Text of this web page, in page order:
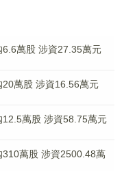
萬股 涉資27.35萬元
萬股 涉資16.56萬元
萬股 涉資58.75萬元
萬股 涉資2500.48萬